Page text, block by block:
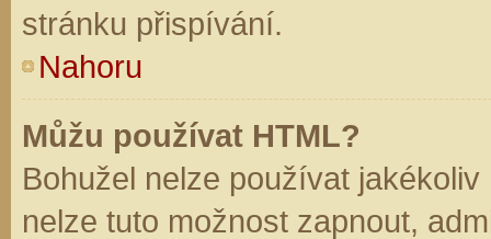
stránku přispívání.
Nahoru
Můžu používat HTML?
Bohužel nelze používat
nelze tuto možnost zapnout,